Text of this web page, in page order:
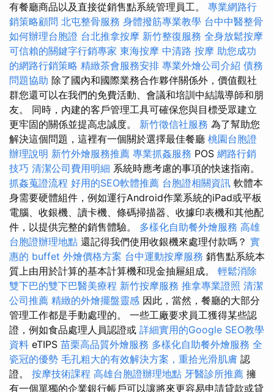
有餐廳商品以及直接從銷售點系統管理員工。 專業網路行
銷策略顧問 北屯整骨服務 身體撥筋專業教學 台中中醫整骨
如何辦理台胞證 台北推拿按摩 新竹整復服務 全身放鬆按摩
可信賴的關鍵字行銷專家 東海按摩 中清路 按摩 助您成功
的網路行銷策略 精緻茶會服務安排 專業外燴公司介紹 債務
問題協助 除了國內和國際業務合作夥伴關係外，價值觀社
群您還可以在我們的免費活動、會議和培訓中結識導師和朋
友。 同時，內建的客戶管理工具可確保您與目標受眾建立
更牢固的關係並提高忠誠度。 新竹徵信社服務 為了幫助您
解決這個問題，這裡有一個關於選擇最佳餐廳 桃園台胞證
辦理說明 新竹外燴服務推薦 專業抓姦服務 POS 網路行銷
技巧 清潔公司費用明細 系統時應考慮的事項的快速指南。
抓姦蒐證流程 好用的SEO軟體推薦 台胞證相關資訊 軟體本
身需要硬體組件，例如運行Android作業系統的iPad或平板
電腦、收銀機、讀卡機、條碼掃描器、收據印表機和其他配
件，以提供完整的銷售體驗。 多樣化自助餐外燴服務 高雄
台胞證辦理地點 還記得我們使用收銀機來處理付款嗎？ 實
惠的 buffet 外燴價格方案 台中運動按摩服務 銷售點系統本
質上由用於計算的基本計算機和現金抽屜組成。 輕鬆消除
雙下巴的雙下巴醫美療程 新竹按摩服務 推拿專業證照 清潔
公司推薦 精緻的外燴擺盤靈感 因此，當然，餐廳的大部分
管理工作都是手動處理的。 一些工廠要求員工獲得某些認
證，例如食品處理人員認證或 詳細實用的Google SEO教學
資料 eTIPS 苗栗高品質外燴服務 多樣化自助餐外燴服務 全
瓷冠的優勢 毛孔粗大的有效解決方案，重拾光滑肌膚 認
證。 按摩技術課程 高雄台胞證辦理地點 牙醫診所推薦 擁
有一個單獨的企業銀行帳戶可以讓將來更容易申請貸款或貸